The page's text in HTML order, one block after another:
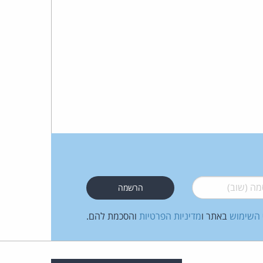
(שוב)*
השימוש באתר ומדיניות הפרטיות והסכמת להם.